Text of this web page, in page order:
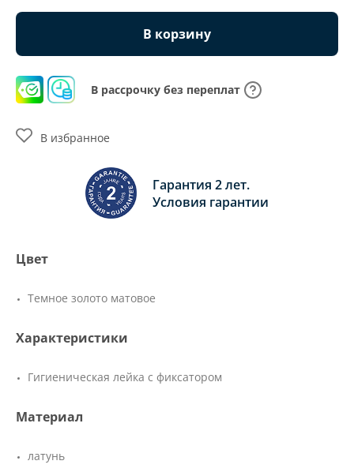
В корзину
В рассрочку без переплат
Гарантия 2 лет.
Условия гарантии
В избранное
Цвет
Темное золото матовое
Характеристики
Гигиеническая лейка с фиксатором
Материал
латунь